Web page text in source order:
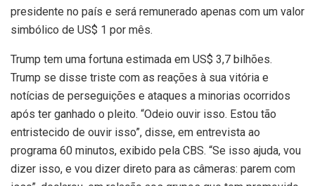
presidente no país e será remunerado apenas com um valor
simbólico de US$ 1 por mês.
Trump tem uma fortuna estimada em US$ 3,7 bilhões.
Trump se disse triste com as reações à sua vitória e
notícias de perseguições e ataques a minorias ocorridos
após ter ganhado o pleito. “Odeio ouvir isso. Estou tão
entristecido de ouvir isso”, disse, em entrevista ao
programa 60 minutos, exibido pela CBS. “Se isso ajuda, vou
dizer isso, e vou dizer direto para as câmeras: parem com